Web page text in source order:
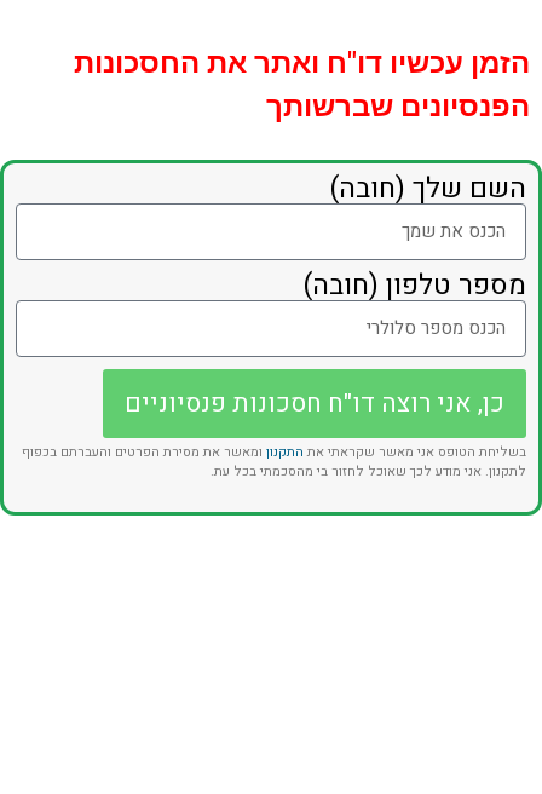
הזמן עכשיו דו"ח ואתר את החסכונות
הפנסיונים שברשותך
השם שלך (חובה)
מספר טלפון (חובה)
כן, אני רוצה דו"ח חסכונות פנסיוניים
בשליחת הטופס אני מאשר שקראתי אתהתקנון ומאשר את מסירת הפרטים והעברתם בכפוף
לתקנון. אני מודע לכך שאוכל לחזור בי מהסכמתי בכל עת.